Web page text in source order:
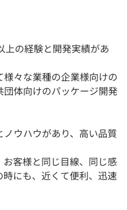
上の経験と開発実績があ
々な業種の企業様向けの
体向けのパッケージ開発
ウハウがあり、高い品質
客様と同じ目線、同じ感
にも、近くて便利、迅速